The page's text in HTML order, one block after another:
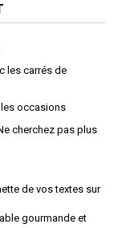
les carrés de
occasions
cherchez pas plus
de vos textes sur
gourmande et